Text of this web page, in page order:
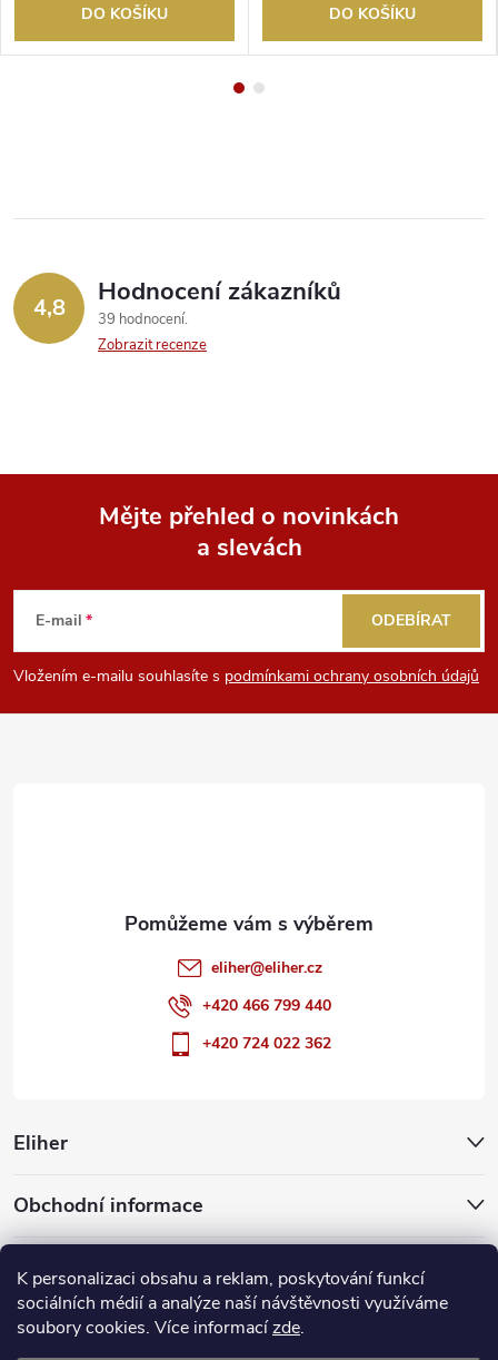
K personalizaci obsahu a reklam, poskytování funkcí
sociálních médií a analýze naší návštěvnosti využíváme
soubory cookies. Více informacízde.
DO KOŠÍKU DO KOŠÍKU
4,8 Hodnocení zákazníků
39 hodnocení
Zobrazit recenze
p
Mějte přehled o novinkách
a slevách
E-mail
Vložením e-mailu souhlasíte s podmínkami ochrany osobních údajů
ODEBÍRAT
Eliher
Obchodní informace
Partnerské weby
eliher@eliher.cz
+420 466 799 440
+420 724 022 362